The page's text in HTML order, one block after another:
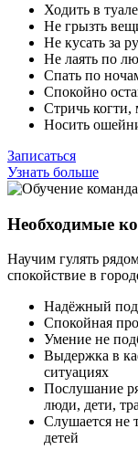
Ходить в
Не грызть
Не кусать за
Не лаять по
Спать по
Спокойно
Стричь когти,
Носить
Записаться
Узнать больше
Необходимые
Научим гулять
спокойствие в
Надёжный
Спокойная
Умение не
Выдержка в
ситуациях
Послушание
люди, дети,
Слушается не
детей